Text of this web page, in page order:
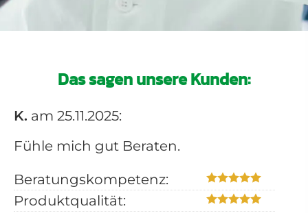
Das sagen unsere Kunden:
K. am 25.11.2025:
Fühle mich gut Beraten.
Beratungskompetenz:
Produktqualität: